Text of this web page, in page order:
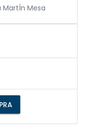
MartÍn Mesa